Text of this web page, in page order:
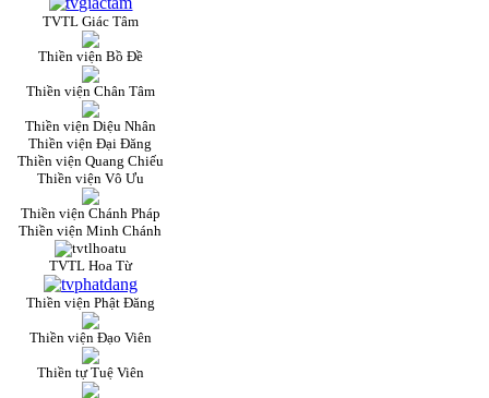
TVTL Giác Tâm
Thiền viện Bồ Đề
Thiền viện Chân Tâm
Thiền viện Diệu Nhân
Thiền viện Đại Đăng
Thiền viện Quang Chiếu
Thiền viện Vô Ưu
Thiền viện Chánh Pháp
Thiền viện Minh Chánh
TVTL Hoa Từ
Thiền viện Phật Đăng
Thiền viện Đạo Viên
Thiền tự Tuệ Viên